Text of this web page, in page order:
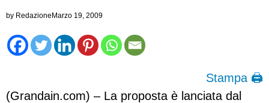
by RedazioneMarzo 19, 2009
Stampa 🖨
(Grandain.com) – La proposta è lanciata dal